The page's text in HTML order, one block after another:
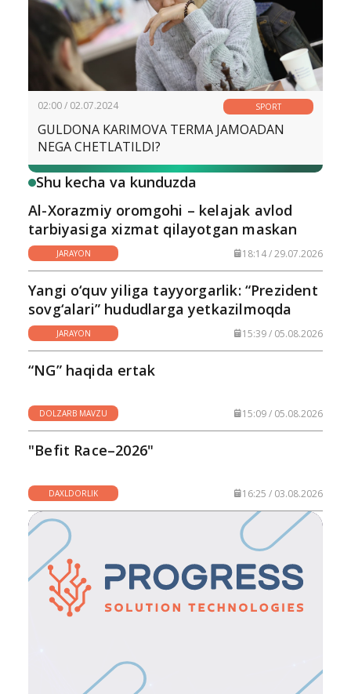
02:00 / 02.07.2024 SPORT
GULDONA KARIMOVA TERMA JAMOADAN
NEGA CHETLATILDI?
Shu kecha va kunduzda
Al-Xorazmiy oromgohi – kelajak avlod
tarbiyasiga xizmat qilayotgan maskan
JARAYON 18:14 / 29.07.2026
Yangi o‘quv yiliga tayyorgarlik: “Prezident
sovg‘alari” hududlarga yetkazilmoqda
JARAYON 15:39 / 05.08.2026
“NG” haqida ertak
DOLZARB MAVZU 15:09 / 05.08.2026
"Befit Race–2026"
DAXLDORLIK 16:25 / 03.08.2026